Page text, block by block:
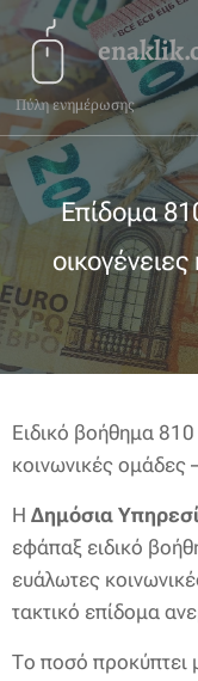
Πύλη ενημέρωσης
Επίδομα
Ειδικό βοήθημα
κοινωνικές ομάδες
Η Δημόσια
εφάπαξ ειδικό
ευάλωτες
τακτικό επίδομα
Το ποσό προκύπτει